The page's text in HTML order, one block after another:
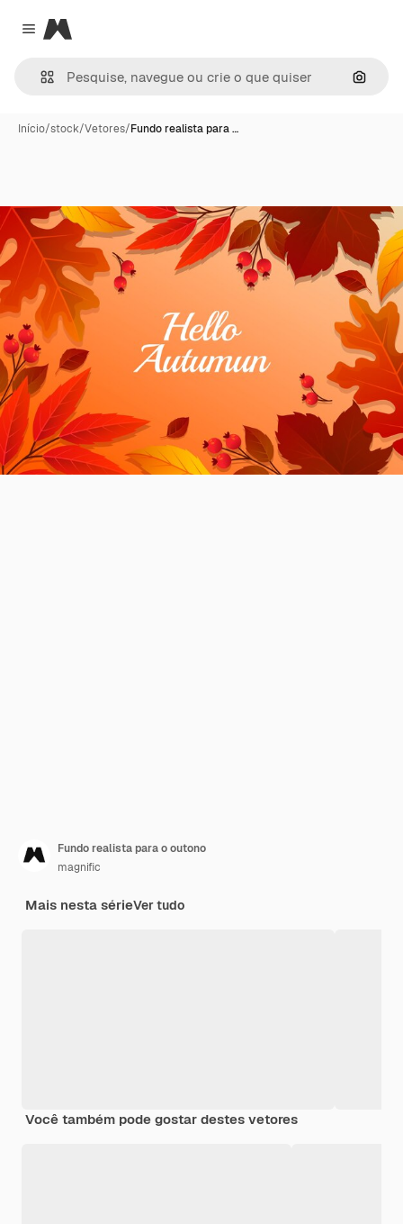
Close menu
Magnific
Início/stock/Vetores/Fundo realista para …
Fundo realista para o outono
magnific
Mais nesta sérieVer tudo
Você também pode gostar destes vetores